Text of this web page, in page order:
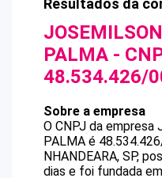
Resultados da
PALMA -
48.534.426/
Sobre a empresa
O CNPJ da empresa
PALMA é
NHANDEARA, SP,
dias e foi fundada